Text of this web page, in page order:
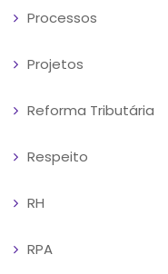
Processos
Projetos
Reforma Tributária
Respeito
RH
RPA